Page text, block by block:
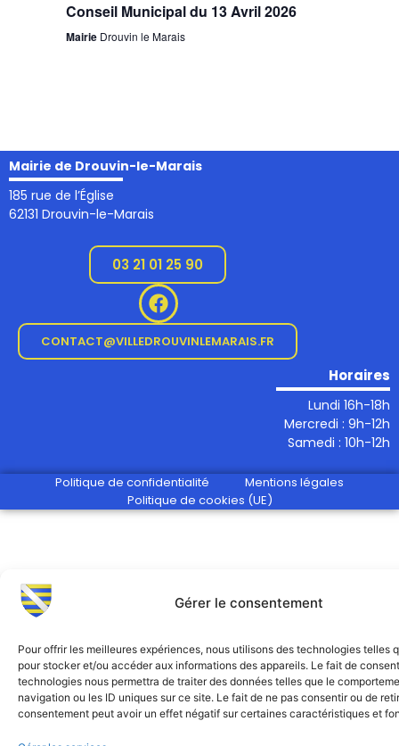
Gérer le consentement
Pour offrir les meilleures expériences, nous utilisons des technologies telles
pour stocker et/ou accéder aux informations des appareils. Le fait de
technologies nous permettra de traiter des données telles que le
navigation ou les ID uniques sur ce site. Le fait de ne pas consentir ou de
consentement peut avoir un effet négatif sur certaines caractéristiques et
Conseil Municipal du 13 Avril 2026
Mairie Drouvin le Marais
Mairie de Drouvin-le-Marais
185 rue de l’Église
62131 Drouvin-le-Marais
03 21 01 25 90
CONTACT@VILLEDROUVINLEMARAIS.FR
Horaires
Lundi 16h-18h
Mercredi : 9h-12h
Samedi : 10h-12h
Politique de confidentialité
Mentions légales
Politique de cookies (UE)